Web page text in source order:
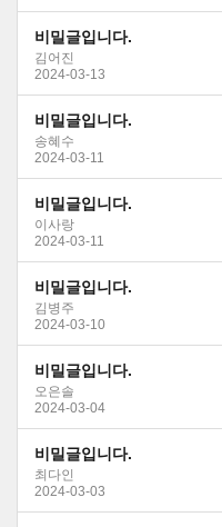
비밀글입니다.
김어진
2024-03-13
비밀글입니다.
송혜수
2024-03-11
비밀글입니다.
이사랑
2024-03-11
비밀글입니다.
김병주
2024-03-10
비밀글입니다.
오은솔
2024-03-04
비밀글입니다.
최다인
2024-03-03